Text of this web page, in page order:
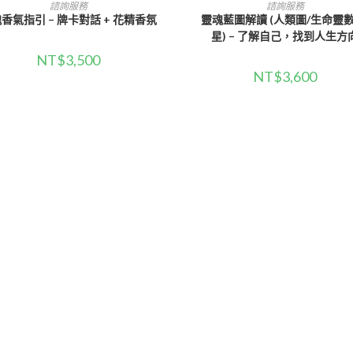
諮詢服務
氣指引 – 牌卡對話 + 花精香氛
NT$3,500
諮詢服務
靈魂藍圖解讀 (人類圖/生命靈
星) – 了解自己，找到人生方
NT$3,600